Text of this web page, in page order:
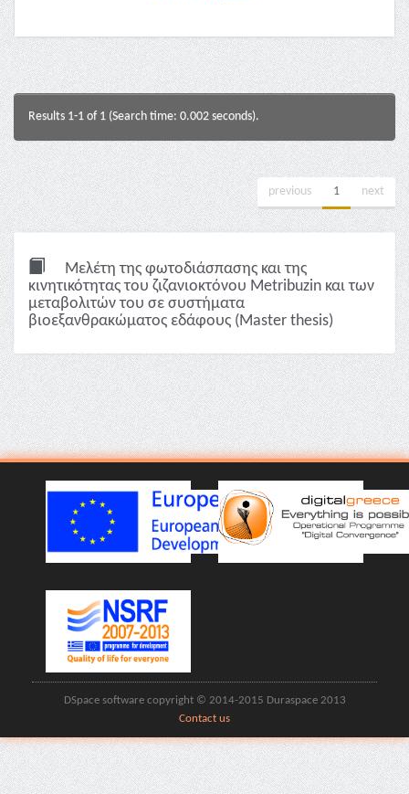
Results 1-1 of 1 (Search time: 0.002 seconds).
previous 1 next
Μελέτη της φωτοδιάσπασης και της
κινητικότητας του ζιζανιοκτόνου Metribuzin και των
μεταβολιτών του σε συστήματα
βιοεξανθρακώματος εδάφους (Master thesis)
DSpace software copyright © 2014-2015 Duraspace 2013
Contact us